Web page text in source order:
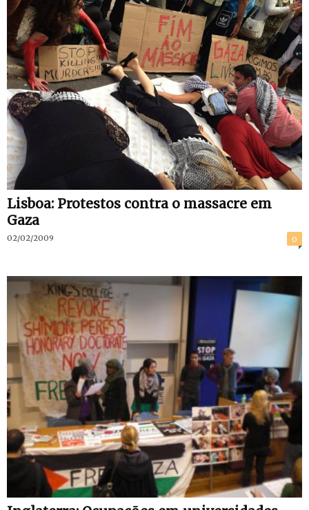
Lisboa: Protestos contra o massacre em
Gaza
02/02/2009 0